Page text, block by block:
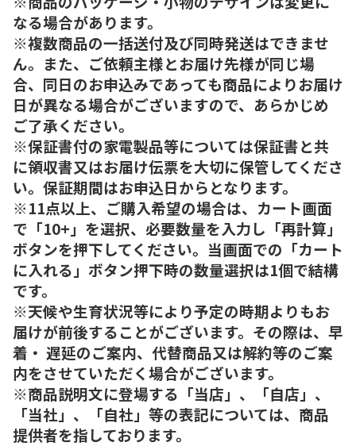
なる場合があります。
※複数商品の一括送付及び同時発送はできませ
ん。また、ご依頼主様とお届け先様が同じ場
合、同日のお申込みであっても商品によりお届け
日が異なる場合がございますので、あらかじめ
ご了承ください。
※保証書付の家電製品等については保証書と共
に領収書又はお届け伝票を大切に保管してくださ
い。保証期間はお申込日からとなります。
※11点以上、ご購入希望の場合は、カート画面
で「10+」を選択、必要数量を入力し「再計算」
ボタンを押下してください。当画面での「カート
に入れる」ボタン押下時の数量選択は1個で結構
です。
※天候や生育状況等により予定の時期よりもお
届けが前後することがございます。その際は、早
着・ 遅延のご案内、代替商品又は解約等のご案
内をさせていただく場合がございます。
※商品説明文に登場する「当店」、「自店」、
「当社」、「自社」等の表記については、商品
提供者を指しております。